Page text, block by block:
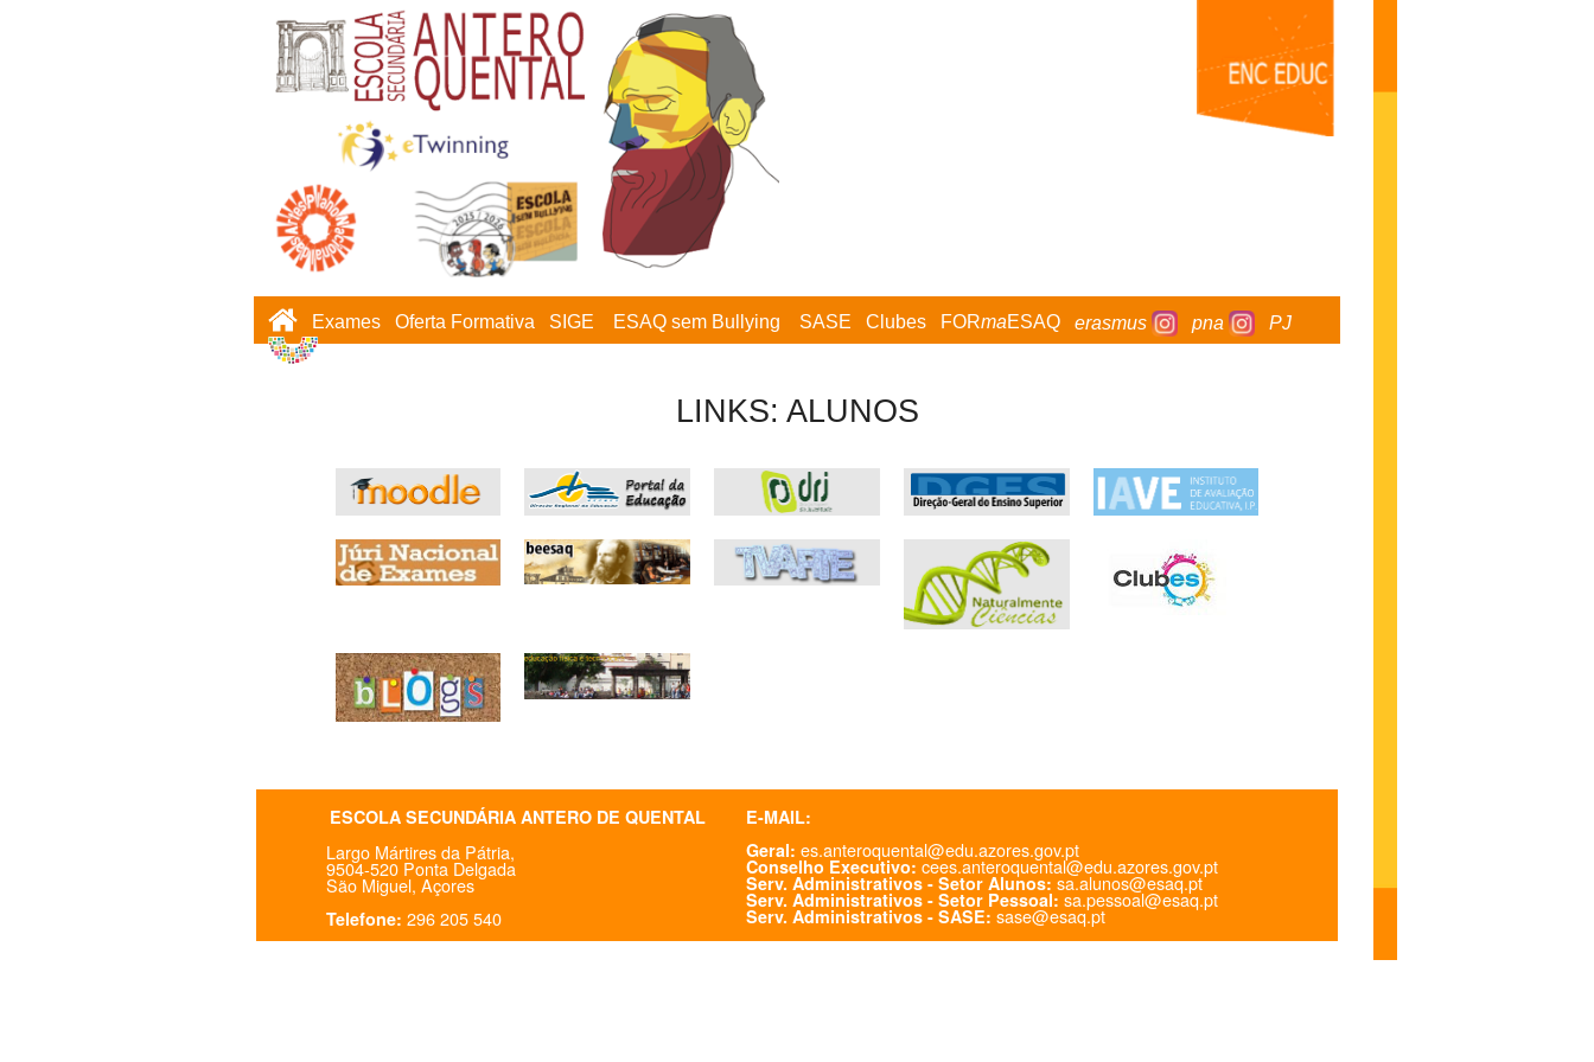
Exames Oferta Formativa SIGE ESAQ sem Bullying SASE Clubes FORmaESAQ erasmus pna PJ
LINKS: ALUNOS
ESCOLA SECUNDÁRIA ANTERO DE QUENTAL
Largo Mártires da Pátria,
9504-520 Ponta Delgada
São Miguel, Açores
Telefone: 296 205 540
E-MAIL:
Geral: es.anteroquental@edu.azores.gov.pt
Conselho Executivo: cees.anteroquental@edu.azores.gov.pt
Serv. Administrativos - Setor Alunos: sa.alunos@esaq.pt
Serv. Administrativos - Setor Pessoal: sa.pessoal@esaq.pt
Serv. Administrativos - SASE: sase@esaq.pt